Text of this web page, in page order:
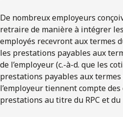
De nombreux employeurs
retraire de manière à intégrer
employés recevront aux termes
les prestations payables aux
de l’employeur (c.-à-d. que les
prestations payables aux
l’employeur tiennent compte
prestations au titre du RPC et du